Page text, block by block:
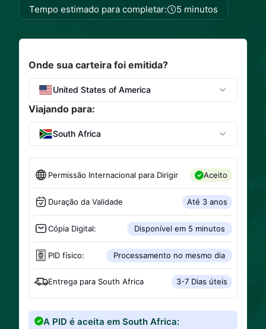
Tempo estimado para completar: 5 minutos
Onde sua carteira foi emitida?
United States of America
Viajando para:
South Africa
Permissão Internacional para Dirigir Aceito
Duração da Validade Até 3 anos
Cópia Digital: Disponível em 5 minutos
PID físico: Processamento no mesmo dia
Entrega para South Africa 3-7 Dias úteis
A PID é aceita em South Africa: